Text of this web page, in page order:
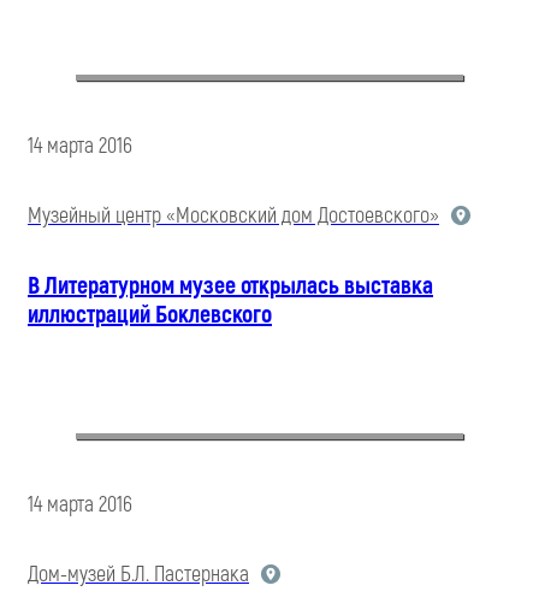
14 марта 2016
Музейный центр «Московский дом Достоевского»
В Литературном музее открылась выставка
иллюстраций Боклевского
14 марта 2016
Дом-музей Б.Л. Пастернака